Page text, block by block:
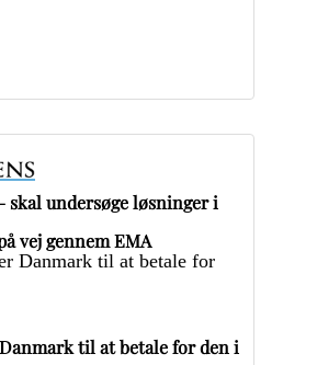
skal undersøge løsninger i
vej gennem EMA
til at betale for den i